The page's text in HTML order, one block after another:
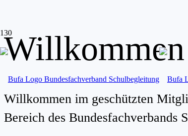
Willkommen im geschützten
Bereich des Bundesfachverbands